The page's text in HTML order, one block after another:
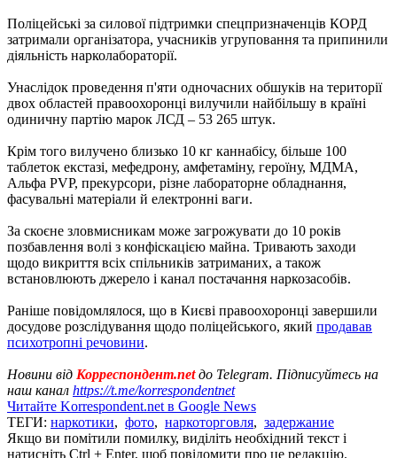
Поліцейські за силової підтримки спецпризначенців КОРД
затримали організатора, учасників угруповання та припинили
діяльність нарколабораторії.
Унаслідок проведення п'яти одночасних обшуків на території
двох областей правоохоронці вилучили найбільшу в країні
одиничну партію марок ЛСД – 53 265 штук.
Крім того вилучено близько 10 кг каннабісу, більше 100
таблеток екстазі, мефедрону, амфетаміну, героїну, МДМА,
Альфа PVP, прекурсори, різне лабораторне обладнання,
фасувальні матеріали й електронні ваги.
За скоєне зловмисникам може загрожувати до 10 років
позбавлення волі з конфіскацією майна. Тривають заходи
щодо викриття всіх спільників затриманих, а також
встановлюють джерело і канал постачання наркозасобів.
Раніше повідомлялося, що в Києві правоохоронці завершили
досудове розслідування щодо поліцейського, який продавав
психотропні речовини.
Новини від Корреспондент.netдо Telegram. Підписуйтесь на
наш канал https://t.me/korrespondentnet
Читайте Korrespondent.net в Google News
ТЕГИ: наркотики, фото, наркоторговля, задержание
Якщо ви помітили помилку, виділіть необхідний текст і
натисніть Ctrl + Enter, щоб повідомити про це редакцію.